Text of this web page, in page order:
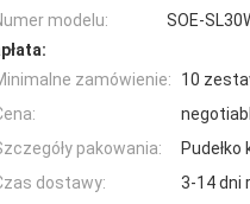
modelu:
SOE-
zamówienie:
10
pakowania:
dostawy:
3-14 dni